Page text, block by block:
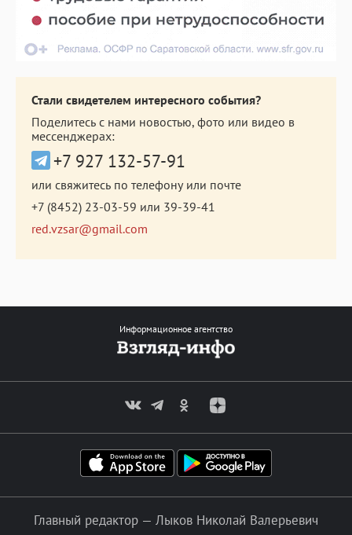
Стали свидетелем интересного события?
Поделитесь с нами новостью, фото или видео в
мессенджерах:
+7 927 132-57-91
или свяжитесь по телефону или почте
+7 (8452) 23-03-59 или 39-39-41
red.vzsar@gmail.com
Информационное агентство
Главный редактор — Лыков Николай Валерьевич